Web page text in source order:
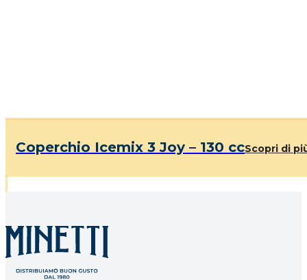
Coperchio Icemix 3 Joy – 130 ccScopri di